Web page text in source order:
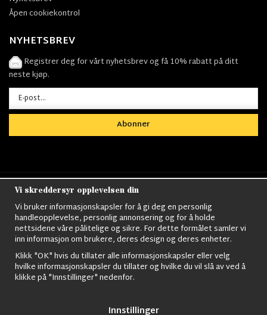
Åpen cookiekontrol
NYHETSBREV
Registrer deg for vårt nyhetsbrev og få 10% rabatt på ditt
neste kjøp.
Abonner
Nordens största utbud av
kläder,Militärtöverskott, Militärutrustning, Ordningsvakt
utrustning,väktarkläder,Militärbyxor,Militärjackor,M65
Jackor,Bomberjackor,Militärkängor,Militära Ryggsäckar,Vintage Army
kläder,Sjömanskläder,Paracord,Gasmask,Ghillie
Vi skreddersyr opplevelsen din
Vi bruker informasjonskapsler for å gi deg en personlig
handleopplevelse, personlig annonsering og for å holde
nettsidene våre pålitelige og sikre. For dette formålet samler vi
inn informasjon om brukere, deres design og deres enheter.
Klikk "OK" hvis du tillater alle informasjonskapsler eller velg
hvilke informasjonskapsler du tillater og hvilke du vil slå av ved å
klikke på "Innstillinger" nedenfor.
Innstillinger